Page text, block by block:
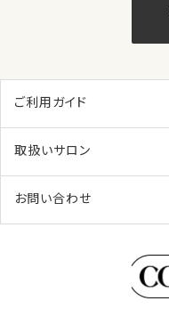
ご利用ガイド
取扱いサロン
お問い合わせ